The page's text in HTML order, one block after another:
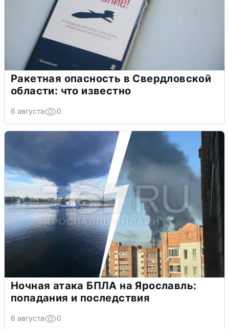
Ракетная опасность в Свердловской
области: что известно
6 августа 0
Ночная атака БПЛА на Ярославль:
попадания и последствия
6 августа 0